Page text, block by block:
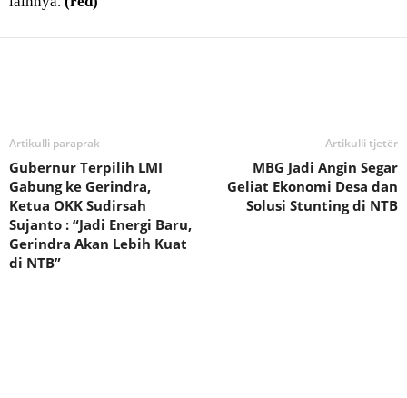
Artikulli paraprak
Gubernur Terpilih LMI
Gabung ke Gerindra,
Ketua OKK Sudirsah
Sujanto : “Jadi Energi Baru,
Gerindra Akan Lebih Kuat
di NTB”
Artikulli tjetër
MBG Jadi Angin Segar
Geliat Ekonomi Desa dan
Solusi Stunting di NTB